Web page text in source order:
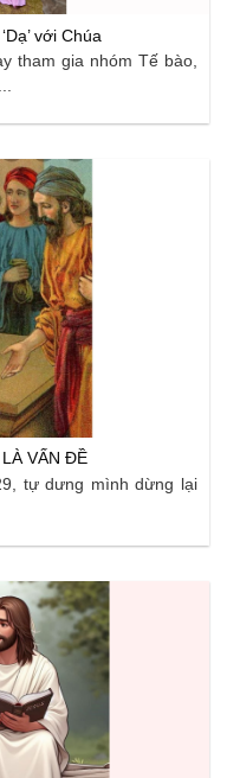
với Chúa
tham gia nhóm Tế bào,
VẤN ĐỀ
tự dưng mình dừng lại